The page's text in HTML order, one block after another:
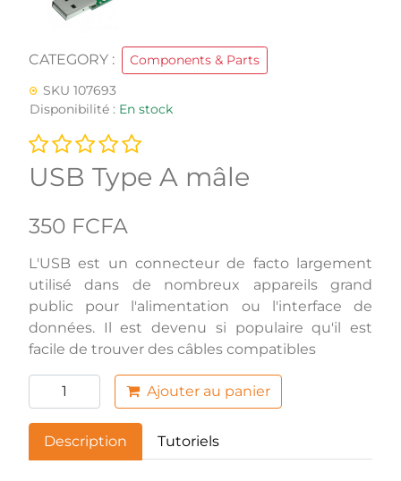
CATEGORY :
Components & Parts
SKU 107693
Disponibilité : En stock
USB Type A mâle
350 FCFA
L'USB est un connecteur de facto largement
utilisé dans de nombreux appareils grand
public pour l'alimentation ou l'interface de
données. Il est devenu si populaire qu'il est
facile de trouver des câbles compatibles
Ajouter au panier
Description Tutoriels